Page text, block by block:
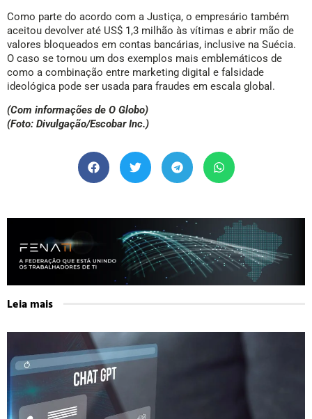
Como parte do acordo com a Justiça, o empresário também
aceitou devolver até US$ 1,3 milhão às vítimas e abrir mão de
valores bloqueados em contas bancárias, inclusive na Suécia.
O caso se tornou um dos exemplos mais emblemáticos de
como a combinação entre marketing digital e falsidade
ideológica pode ser usada para fraudes em escala global.
(Com informações de O Globo)
(Foto: Divulgação/Escobar Inc.)
Leia mais